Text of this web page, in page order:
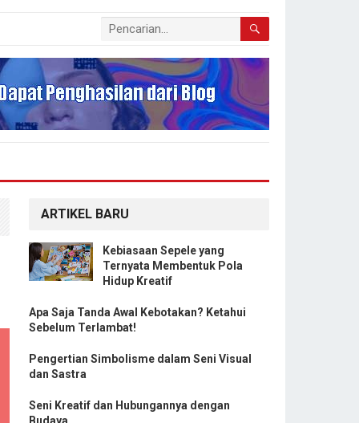
ARTIKEL BARU
Kebiasaan Sepele yang
Ternyata Membentuk Pola
Hidup Kreatif
Apa Saja Tanda Awal Kebotakan? Ketahui
Sebelum Terlambat!
Pengertian Simbolisme dalam Seni Visual
dan Sastra
Seni Kreatif dan Hubungannya dengan